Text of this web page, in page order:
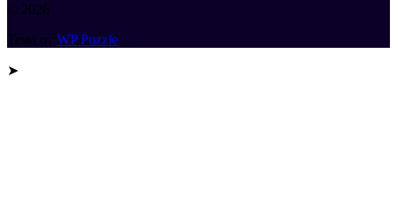
© 2026
Тема от WP Puzzle
➤